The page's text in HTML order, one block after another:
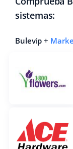
sistemas:
Bulevip +